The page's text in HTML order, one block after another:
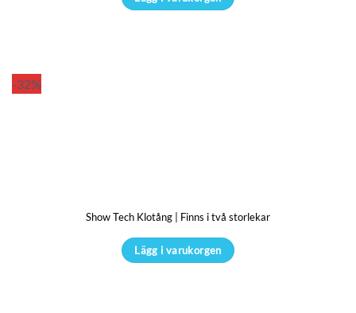
-32%
Show Tech Klotång | Finns i två storlekar
Lägg i varukorgen